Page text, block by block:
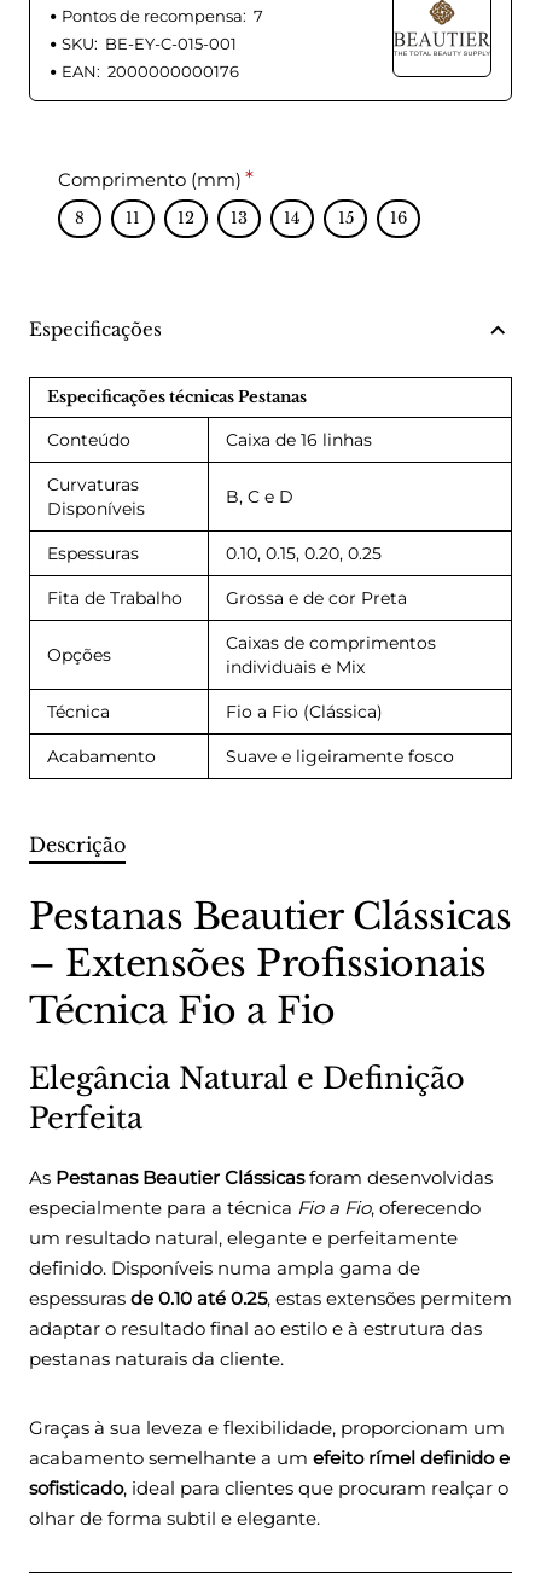
Pontos de recompensa: 7
SKU: BE-EY-C-015-001
EAN: 2000000000176
Comprimento (mm)
8 11 12 13 14 15 16
Especificações
Especificações técnicas Pestanas
Conteúdo Caixa de 16 linhas
Curvaturas
Disponíveis
B, C e D
Espessuras 0.10, 0.15, 0.20, 0.25
Fita de Trabalho Grossa e de cor Preta
Opções
Caixas de comprimentos
individuais e Mix
Técnica Fio a Fio (Clássica)
Acabamento Suave e ligeiramente fosco
Descrição
Pestanas Beautier Clássicas
– Extensões Profissionais
Técnica Fio a Fio
Elegância Natural e Definição
Perfeita
As Pestanas Beautier Clássicasforam desenvolvidas
especialmente para a técnica Fio a Fio, oferecendo
um resultado natural, elegante e perfeitamente
definido. Disponíveis numa ampla gama de
espessuras de 0.10 até 0.25, estas extensões permitem
adaptar o resultado final ao estilo e à estrutura das
pestanas naturais da cliente.
Graças à sua leveza e flexibilidade, proporcionam um
acabamento semelhante a um efeito rímel definido e
sofisticado, ideal para clientes que procuram realçar o
olhar de forma subtil e elegante.